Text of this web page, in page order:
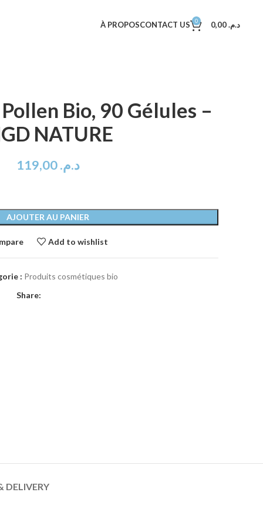
À PROPOSCONTACT US 0 د.م.0,00
Bio, 90 Gélules –
NATURE
د.م.119,00
AJOUTER AU PANIER
Add to wishlist
: Produits cosmétiques bio
Share:
DELIVERY